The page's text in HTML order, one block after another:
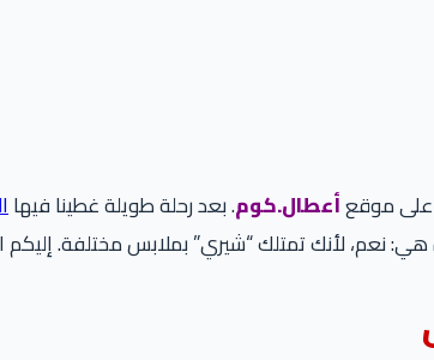
على موقعأعطال.كوم. بعد رحلة طويلة غطينا فيها
نعم، لأنك تمتلك “شيري” بملابس مختلفة. إليكم